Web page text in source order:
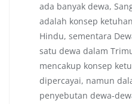
ada banyak dewa,
adalah konsep
Hindu, sementara
satu dewa dalam
mencakup konsep
dipercayai, namun
penyebutan dewa-